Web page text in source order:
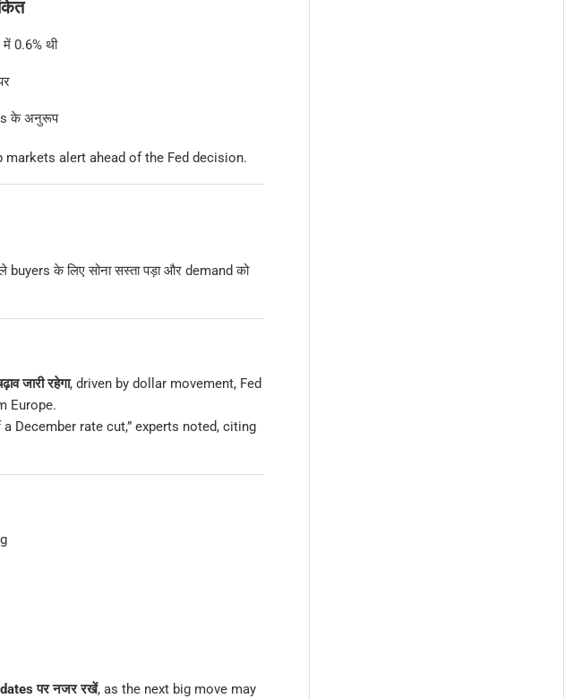
0.6% थी
के अनुरूप
alert ahead of the Fed decision.
के लिए सोना सस्ता पड़ा और demand को
जारी रहेगा, driven by dollar movement, Fed
Europe.
December rate cut,” experts noted, citing
पर नजर रखें, as the next big move may